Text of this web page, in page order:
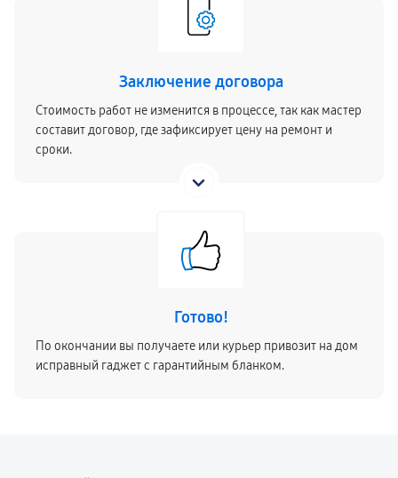
Заключение договора
Стоимость работ не изменится в процессе, так как мастер
составит договор, где зафиксирует цену на ремонт и
сроки.
Готово!
По окончании вы получаете или курьер привозит на дом
исправный гаджет с гарантийным бланком.